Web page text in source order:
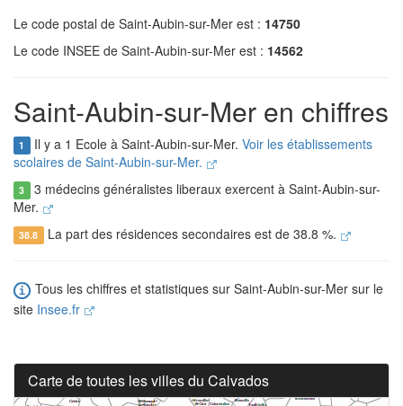
Le code postal de Saint-Aubin-sur-Mer est : 14750
Le code INSEE de Saint-Aubin-sur-Mer est : 14562
Saint-Aubin-sur-Mer en chiffres
1 Il y a 1 Ecole à Saint-Aubin-sur-Mer. Voir les établissements
scolaires de Saint-Aubin-sur-Mer.
3 3 médecins généralistes liberaux exercent à Saint-Aubin-sur-
Mer.
38.8 La part des résidences secondaires est de 38.8 %.
Tous les chiffres et statistiques sur Saint-Aubin-sur-Mer sur le
site Insee.fr
Carte de toutes les villes du Calvados